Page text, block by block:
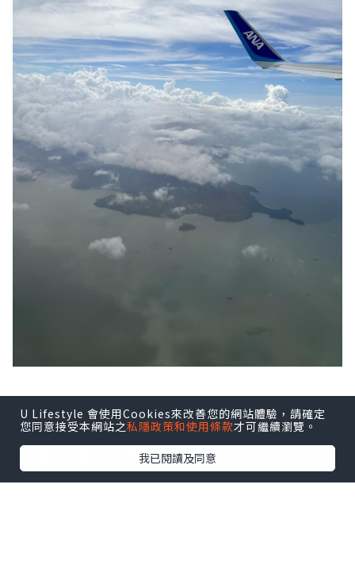
踏入6月份是日本的梅雨季, 也是紫陽花綻
放時侯, 以往梅雨季節很少前往日本, 難得
今年移居了日本, 當然會跑多幾個紫陽花名
所。
U Lifestyle 會使用Cookies來改善您的網站體驗，請確定
您同意接受本網站之私隱政策和使用條款才可繼續瀏覽。
我已閱讀及同意